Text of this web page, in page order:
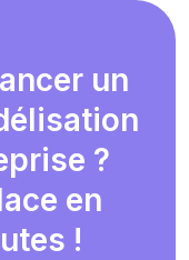
un
?
en
!